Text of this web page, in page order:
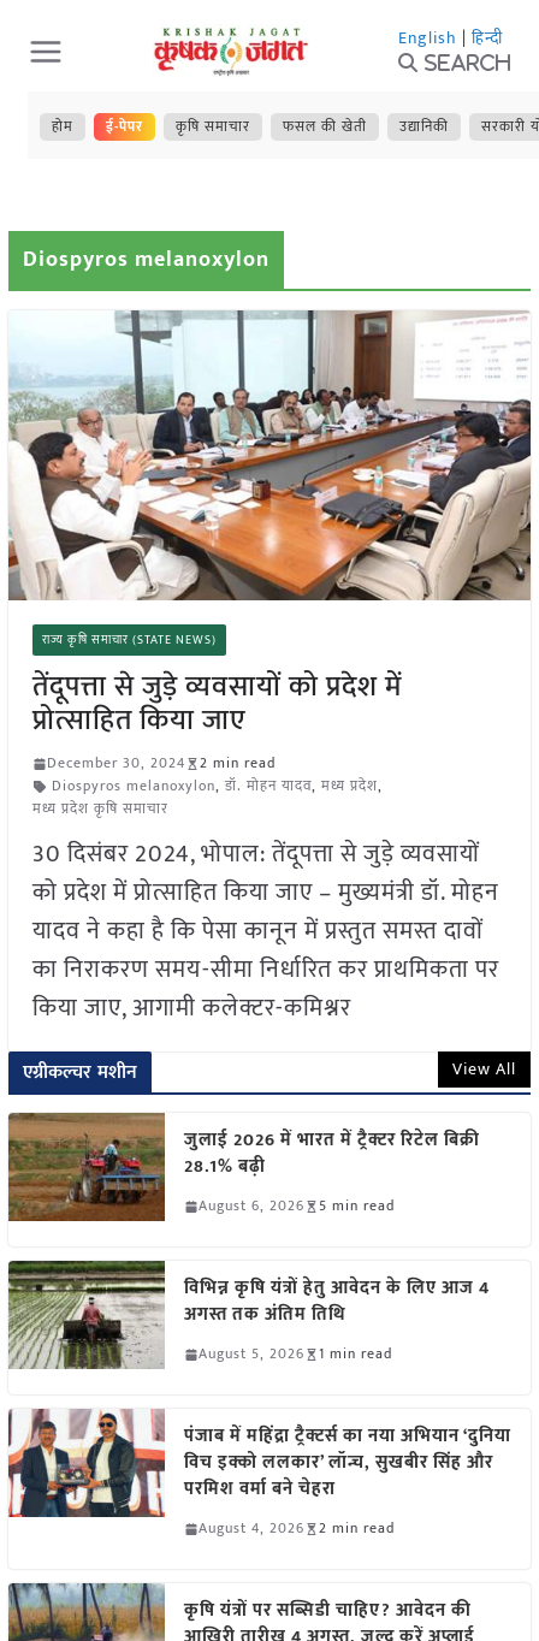
Skip
to
content
English | हिन्दी
Search
होम ई-पेपर कृषि समाचार फसल की खेती उद्यानिकी सरकारी
Diospyros melanoxylon
राज्य कृषि समाचार (STATE NEWS)
तेंदूपत्ता से जुड़े व्यवसायों को प्रदेश में
प्रोत्साहित किया जाए
December 30, 2024
2 min read
Diospyros melanoxylon, डॉ. मोहन यादव, मध्य प्रदेश,
मध्य प्रदेश कृषि समाचार
30 दिसंबर 2024, भोपाल: तेंदूपत्ता से जुड़े व्यवसायों
को प्रदेश में प्रोत्साहित किया जाए – मुख्यमंत्री डॉ. मोहन
यादव ने कहा है कि पेसा कानून में प्रस्तुत समस्त दावों
का निराकरण समय-सीमा निर्धारित कर प्राथमिकता पर
किया जाए, आगामी कलेक्टर-कमिश्नर
एग्रीकल्चर मशीन View All
जुलाई 2026 में भारत में ट्रैक्टर रिटेल बिक्री
28.1% बढ़ी
August 6, 2026 5 min read
विभिन्न कृषि यंत्रों हेतु आवेदन के लिए आज 4
अगस्त तक अंतिम तिथि
August 5, 2026 1 min read
पंजाब में महिंद्रा ट्रैक्टर्स का नया अभियान ‘दुनिया
विच इक्को ललकार’ लॉन्च, सुखबीर सिंह और
परमिश वर्मा बने चेहरा
August 4, 2026 2 min read
कृषि यंत्रों पर सब्सिडी चाहिए? आवेदन की